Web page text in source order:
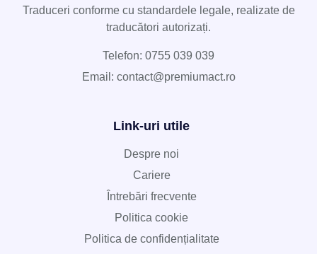
Traduceri conforme cu standardele legale, realizate de
traducători autorizați.
Telefon: 0755 039 039
Email: contact@premiumact.ro
Link-uri utile
Despre noi
Cariere
Întrebări frecvente
Politica cookie
Politica de confidențialitate